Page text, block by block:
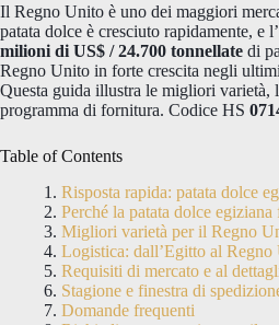
Il Regno Unito è uno dei maggiori
patata dolce è cresciuto rapidamente,
milioni di US$ / 24.700 tonnellate di
Regno Unito in forte crescita negli
Questa guida illustra le migliori varietà,
programma di fornitura. Codice HS
Table of Contents
Risposta rapida: patata dolce
Perché la patata dolce
Migliori varietà per il Regno
Logistica: dall’Egitto al Regno
Requisiti di mercato e al
Stagione e finestra di
Domande frequenti